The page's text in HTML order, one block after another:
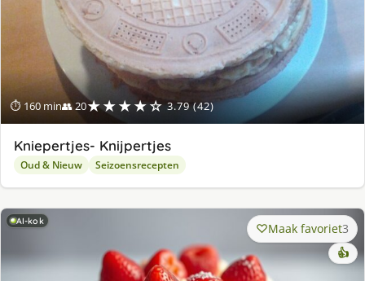
⏱ 160 min👥 20★★★★☆ 3.79 (42)
Kniepertjes- Knijpertjes
Oud & Nieuw Seizoensrecepten
AI-kok Maak favoriet3
👍